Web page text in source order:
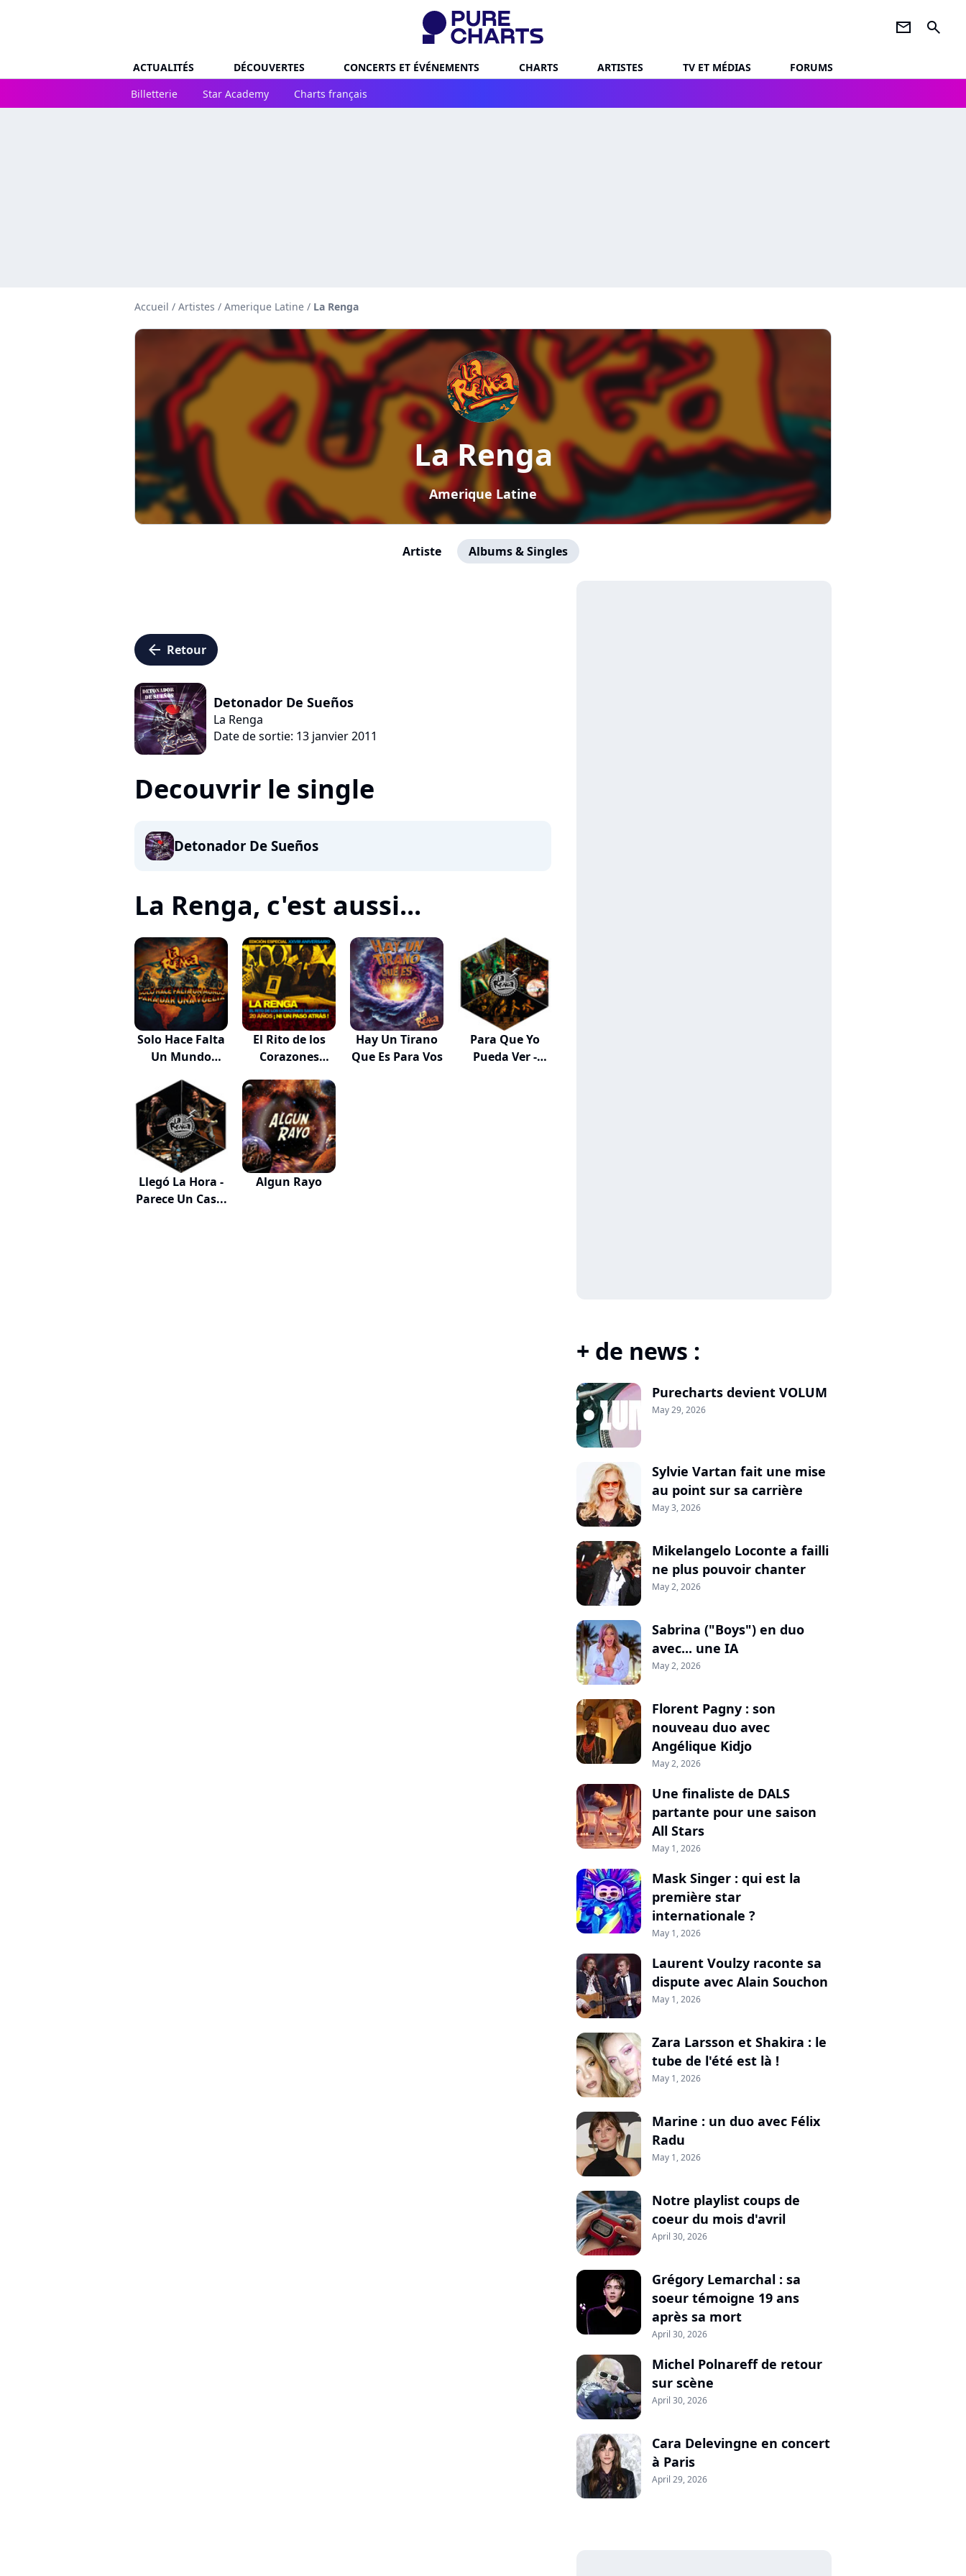
newsletter search
ACTUALITÉS DÉCOUVERTES CONCERTS ET ÉVÉNEMENTS CHARTS ARTISTES TV ET MÉDIAS
FORUMS
Billetterie
Star Academy Charts français
Accueil / Artistes / Amerique Latine / La Renga
La Renga
Amerique Latine
Artiste Albums & Singles
arrow_left Retour
Detonador De Sueños
La Renga
Date de sortie: 13 janvier 2011
Decouvrir le single
Detonador De Sueños
La Renga, c'est aussi...
Solo Hace Falta
Un Mundo
El Rito de los
Corazones
Hay Un Tirano
Que Es Para Vos
Para Que Yo
Pueda Ver -
Llegó La Hora -
Parece Un Cas...
Algun Rayo
+ de news :
Purecharts devient VOLUM
May 29, 2026
Sylvie Vartan fait une mise
au point sur sa carrière
May 3, 2026
Mikelangelo Loconte a failli
ne plus pouvoir chanter
May 2, 2026
Sabrina ("Boys") en duo
avec... une IA
May 2, 2026
Florent Pagny : son
nouveau duo avec
Angélique Kidjo
May 2, 2026
Une finaliste de DALS
partante pour une saison
All Stars
May 1, 2026
Mask Singer : qui est la
première star
internationale ?
May 1, 2026
Laurent Voulzy raconte sa
dispute avec Alain Souchon
May 1, 2026
Zara Larsson et Shakira : le
tube de l'été est là !
May 1, 2026
Marine : un duo avec Félix
Radu
May 1, 2026
Notre playlist coups de
coeur du mois d'avril
April 30, 2026
Grégory Lemarchal : sa
soeur témoigne 19 ans
après sa mort
April 30, 2026
Michel Polnareff de retour
sur scène
April 30, 2026
Cara Delevingne en concert
à Paris
April 29, 2026